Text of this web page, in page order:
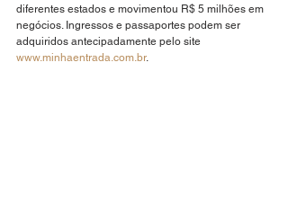
diferentes estados e movimentou R$ 5 milhões em
negócios. Ingressos e passaportes podem ser
adquiridos antecipadamente pelo site
www.minhaentrada.com.br.